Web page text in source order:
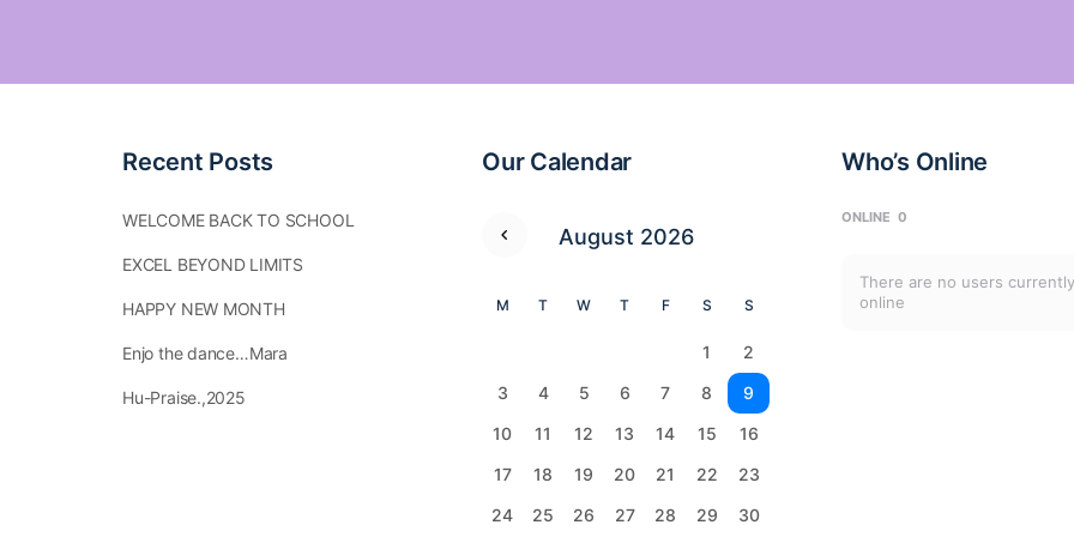
Recent Posts
WELCOME BACK TO SCHOOL
EXCEL BEYOND LIMITS
HAPPY NEW MONTH
Enjo the dance…Mara
Hu-Praise.,2025
Our Calendar
August 2026
M T W T F S S
1
2
3
4 5 6 7 8
9
10
11 12 13 14 15
16
17
18 19 20 21 22
23
24
25 26 27 28 29 30
Who’s Online
ONLINE 0
There are no users currently
online